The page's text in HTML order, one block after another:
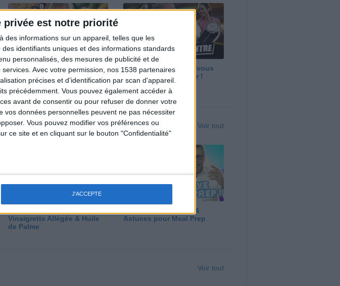
privée est notre priorité
des informations sur un appareil, telles que les
identifiants uniques et des informations standards
personnalisés, des mesures de publicité et de
Avec votre permission, nos 1538 partenaires
précises et d’identification par scan d'appareil.
précédemment. Vous pouvez également accéder à
avant de consentir ou pour refuser de donner votre
vos données personnelles peuvent ne pas nécessiter
Vous pouvez modifier vos préférences ou
ce site et en cliquant sur le bouton "Confidentialité"
J'ACCEPTE
Et après la perte de poids ?
Je fais comment ?
Maigrir vite ? Ce que vous
devez vraiment savoir !
Voir tout
Vinaigrette Allégée & Huile
de Palme
Panga, Huile d'Olive &
Astuces pour Meal Prep
Voir tout